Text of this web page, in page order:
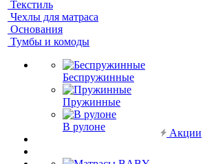
Текстиль
Чехлы для матраса
Основания
Тумбы и комоды
Беспружинные
Пружинные
В рулоне
Акции